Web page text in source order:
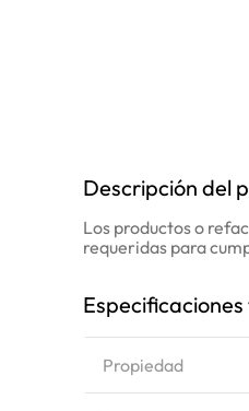
Descripción del
Los productos o
requeridas para
Propiedad